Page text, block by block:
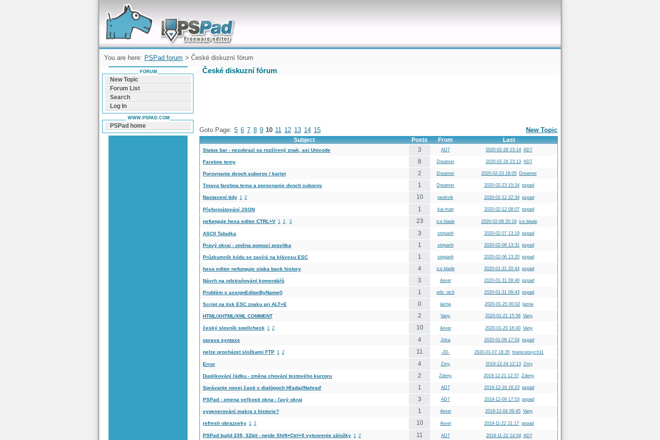
Forum can help you solve problems and quickly
find a solution with PSPad for Microsoft
Windows
You are here: PSPad forum > České diskuzní fórum
České diskuzní fórum
New Topic
Goto Page: 5 6 7 8 9 10 11 12 13 14 15
Subject Posts From Last
Status bar - nezobrazí sa rozšírený znak, asi Unicode 3 AD7 2020-02-28 23:14 AD7
Farebne temy 8 Dreamer 2020-02-28 23:13 AD7
Porovnanie dvoch suborov / kariet 2 Dreamer 2020-02-23 18:05 Dreamer
Tmava farebna tema a porovnanie dvoch suborov 1 Dreamer 2020-02-23 15:34 pspad
Nastavení tidy 1 2 10 neskvik 2020-02-12 22:34 pspad
Přeformátování JSON 1 kai-man 2020-02-12 08:07 pspad
nefunguje hexa editor CTRL+V 1 2, 3 23 ice.blade 2020-02-09 20:19 ice.blade
ASCII Tabulka 3 stepanh 2020-02-07 13:19 pspad
Pravý okraj - změna pomocí pravítka 1 stepanh 2020-02-06 13:31 pspad
Průzkumník kódu se zavírá na klávesu ESC 1 stepanh 2020-02-06 13:20 pspad
hexa editor nefunguje sipka back history 4 ice.blade 2020-01-31 20:44 pspad
Návrh na odstraňování komentářů 3 4ever 2020-01-31 09:48 pspad
Problém s assignEditorByName() 1 edo_nick 2020-01-31 09:43 pspad
Script na tisk ESC znaku pri ALT+E 0 lazna 2020-01-25 00:02 lazna
HTML/XHTML/XML COMMENT 2 Vany 2020-01-21 15:58 Vany
český slovník spellcheck 1 2 10 4ever 2020-01-20 16:40 Vany
oprava syntaxe 4 Jirka 2020-01-09 17:54 pspad
nelze procházet složkami FTP 1 2 11 -JD- 2020-01-07 18:35 hranicepsych11
Error 4 Zmy 2019-12-24 12:13 Zmy
Duplikování řádku - změna chování textového kurzoru 2 Zdeny 2019-12-21 12:57 Zdeny
Správanie novej časti v dialógoch Hľadaj/Nahraď 1 AD7 2019-12-18 16:23 pspad
PSPad - zmena veľkosti okna - ľavý okraj 3 AD7 2019-12-09 17:53 pspad
vygenerování makra z historie? 1 4ever 2019-12-04 09:45 Vany
refresh obrazovky 1 2 10 4ever 2019-11-22 21:17 pspad
PSPad build 339, 32bit - nejde Shift+Ctrl+0 vytvorenie záložky 1 2 11 AD7 2019-11-22 14:04 AD7
FORUM
New Topic
Forum List
Search
Log In
WWW.PSPAD.COM
PSPad home